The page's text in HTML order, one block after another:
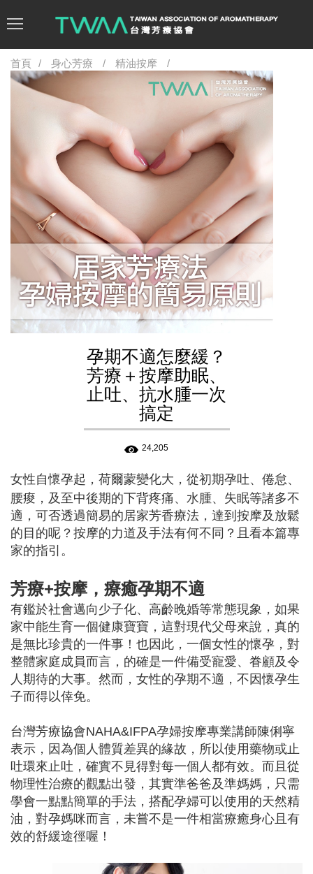
首頁 身心芳療 精油按摩
孕期不適怎麼緩？
芳療＋按摩助眠、
止吐、抗水腫一次
搞定
24,205
女性自懷孕起，荷爾蒙變化大，從初期孕吐、倦怠、
腰痠，及至中後期的下背疼痛、水腫、失眠等諸多不
適，可否透過簡易的居家芳香療法，達到按摩及放鬆
的目的呢？按摩的力道及手法有何不同？且看本篇專
家的指引。
芳療+按摩，療癒孕期不適
有鑑於社會邁向少子化、高齡晚婚等常態現象，如果
家中能生育一個健康寶寶，這對現代父母來說，真的
是無比珍貴的一件事！也因此，一個女性的懷孕，對
整體家庭成員而言，的確是一件備受寵愛、眷顧及令
人期待的大事。然而，女性的孕期不適，不因懷孕生
子而得以倖免。
台灣芳療協會NAHA&IFPA孕婦按摩專業講師陳俐寧
表示，因為個人體質差異的緣故，所以使用藥物或止
吐環來止吐，確實不見得對每一個人都有效。而且從
物理性治療的觀點出發，其實準爸爸及準媽媽，只需
學會一點點簡單的手法，搭配孕婦可以使用的天然精
油，對孕媽咪而言，未嘗不是一件相當療癒身心且有
效的舒緩途徑喔！